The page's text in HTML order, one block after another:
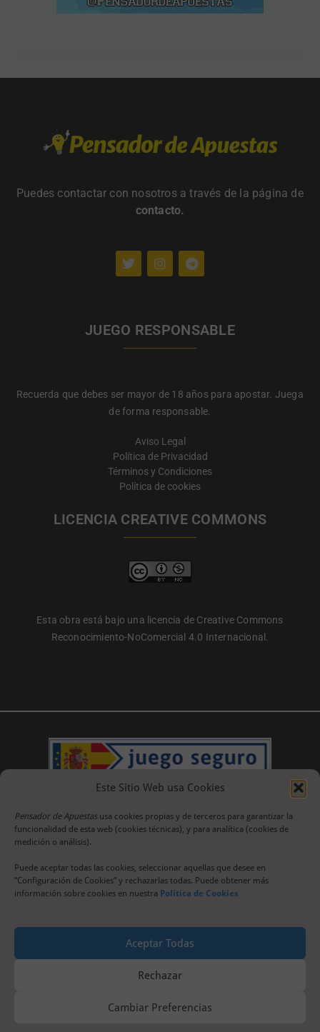
Este Sitio Web usa Cookies
Pensador de Apuestas usa cookies propias y de terceros para garantizar la
funcionalidad de esta web (cookies técnicas), y para analítica (cookies de
medición o análisis).
Puede aceptar todas las cookies, seleccionar aquellas que desee en
“Configuración de Cookies” y rechazarlas todas. Puede obtener más
información sobre cookies en nuestra Política de Cookies
Aceptar Todas
Rechazar
Cambiar Preferencias
Puedes contactar con nosotros a través de la página de
contacto.
JUEGO RESPONSABLE
Recuerda que debes ser mayor de 18 años para apostar. Juega
de forma responsable.
Aviso Legal
Política de Privacidad
Términos y Condiciones
Política de cookies
LICENCIA CREATIVE COMMONS
Esta obra está bajo una licencia de Creative Commons
Reconocimiento-NoComercial 4.0 Internacional.